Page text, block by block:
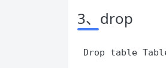
3、drop
Drop table